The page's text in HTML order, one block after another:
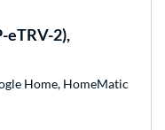
eTRV-2),
Home, HomeMatic